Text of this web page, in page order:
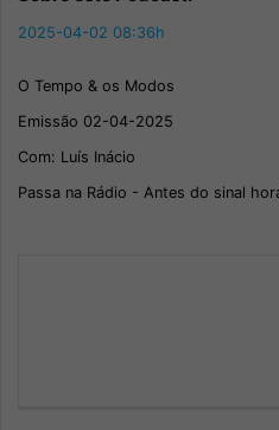
2025-04-02 08:36h
O Tempo & os Modos
Emissão 02-04-2025
Com: Luís Inácio
Passa na Rádio - Antes do sinal